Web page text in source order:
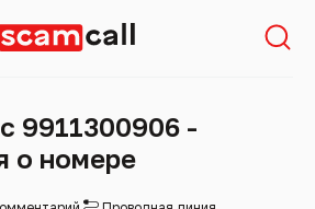
9911300906 -
о номере